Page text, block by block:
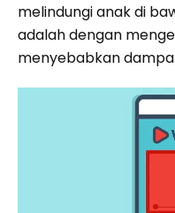
melindungi anak di
adalah dengan
menyebabkan